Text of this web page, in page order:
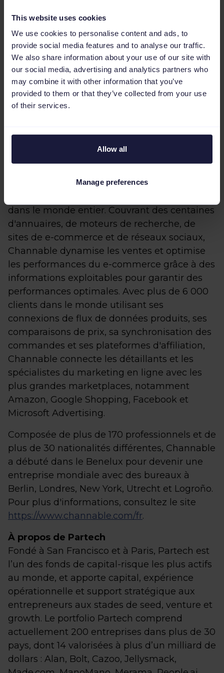
This website uses cookies
We use cookies to personalise content and ads, to
provide social media features and to analyse our traffic.
We also share information about your use of our site with
our social media, advertising and analytics partners who
may combine it with other information that you’ve
provided to them or that they’ve collected from your use
of their services.
Allow all
Manage preferences
approfondies pour faire passer des
entreprises comme Channable au niveau
supérieur."
Rob Van Nuenen, cofondateur et PDG de
Channable.
###
marques et aux agences de vendre,
dans le monde entier. Couvrant des centaines
d'annuaires, de moteurs de recherche, de
sites de e-commerce et de réseaux sociaux,
Channable dynamise les ventes et optimise
les performances du e-commerce grâce à des
informations exploitables pour garantir des
performances optimales. Avec plus de 6 000
clients dans le monde utilisant ses
connexions de flux de données produits, ses
comparaisons de prix, sa synchronisation des
commandes et ses plateformes d'affiliation,
Channable connecte les détaillants et les
spécialistes du marketing en ligne avec les
plus grandes marketplaces, notamment
Amazon, Google Shopping, Facebook et
Microsoft Advertising.
Composée de plus de 170 professionnels et de
plus de 30 nationalités différentes, Channable
a débuté dans le Benelux pour devenir une
entreprise mondiale avec des bureaux à
Berlin, Londres, New York, Utrecht et Logroño.
Pour plus d'informations, consultez le site
https://www.channable.com/fr.
À propos de Partech
Fondé à San Francisco et à Paris, Partech est
l’un des fonds de capital-risque les plus actifs
au monde, et apporte capital, expérience
opérationnelle et support stratégique aux
entrepreneurs aux stades de seed, venture et
growth. Le portfolio Partech comprend
actuellement 200 entreprises dans plus de 30
pays, dont 14 valorisées à plus d’un milliard de
dollars : Alan, Bolt, Cazoo, Jellysmack,